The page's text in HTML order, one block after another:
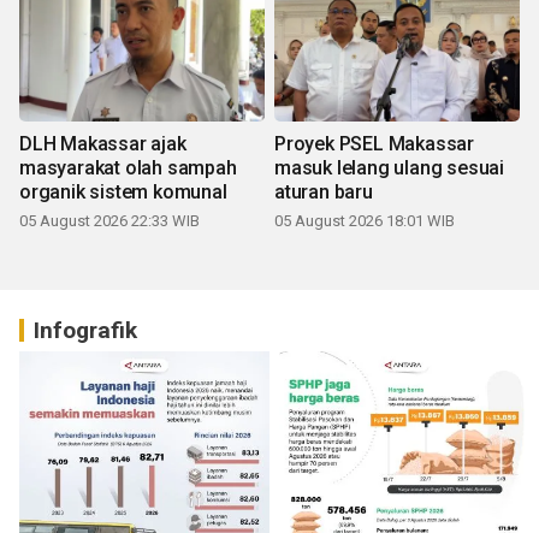
DLH Makassar ajak
masyarakat olah sampah
organik sistem komunal
05 August 2026 22:33 WIB
Proyek PSEL Makassar
masuk lelang ulang sesuai
aturan baru
05 August 2026 18:01 WIB
Infografik